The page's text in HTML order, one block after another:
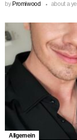
by Promiwood about a
Allgemein